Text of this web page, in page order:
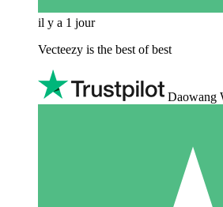
il y a 1 jour
Vecteezy is the best of best
Daowang